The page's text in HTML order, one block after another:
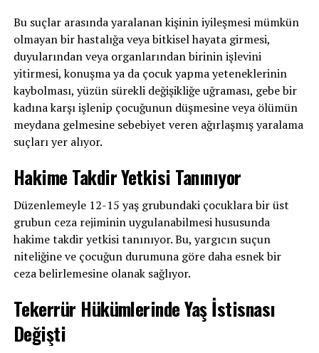
Bu suçlar arasında yaralanan kişinin iyileşmesi mümkün
olmayan bir hastalığa veya bitkisel hayata girmesi,
duyularından veya organlarından birinin işlevini
yitirmesi, konuşma ya da çocuk yapma yeteneklerinin
kaybolması, yüzün sürekli değişikliğe uğraması, gebe bir
kadına karşı işlenip çocuğunun düşmesine veya ölümün
meydana gelmesine sebebiyet veren ağırlaşmış yaralama
suçları yer alıyor.
Hakime Takdir Yetkisi Tanınıyor
Düzenlemeyle 12-15 yaş grubundaki çocuklara bir üst
grubun ceza rejiminin uygulanabilmesi hususunda
hakime takdir yetkisi tanınıyor. Bu, yargıcın suçun
niteliğine ve çocuğun durumuna göre daha esnek bir
ceza belirlemesine olanak sağlıyor.
Tekerrür Hükümlerinde Yaş İstisnası
Değişti